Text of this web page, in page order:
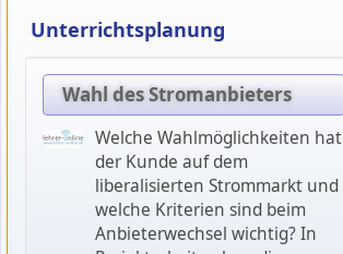
Unterrichtsplanung
Wahl des Stromanbieters
Welche Wahlmöglichkeiten hat
der Kunde auf dem
liberalisierten Strommarkt und
welche Kriterien sind beim
Anbieterwechsel wichtig? In